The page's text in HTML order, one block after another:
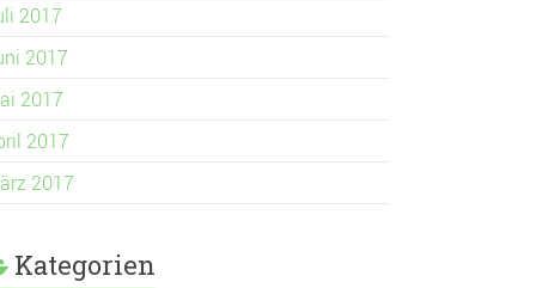
2017
2017
2017
2017
2017
Kategorien